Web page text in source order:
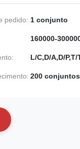
pedido: 1 conjunto
160000-
L/C,D/A,D/P,T/
200 conjuntos